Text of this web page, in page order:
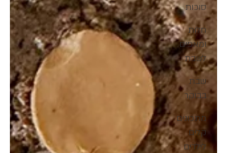
סוכות
חלות
ומאפים
לשבת
שבת
בבוקר
מתכונים
קלים
לילדים